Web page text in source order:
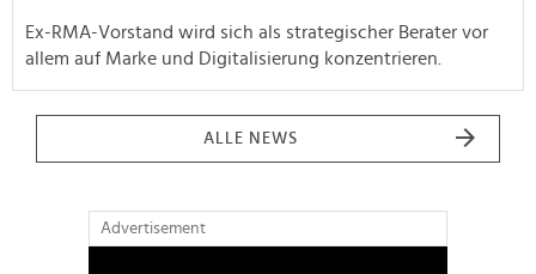
Ex-RMA-Vorstand wird sich als strategischer Berater vor
allem auf Marke und Digitalisierung konzentrieren.
ALLE NEWS
Advertisement